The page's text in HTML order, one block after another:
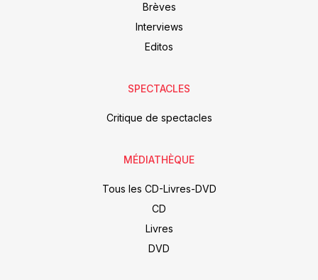
Brèves
Interviews
Editos
SPECTACLES
Critique de spectacles
MÉDIATHÈQUE
Tous les CD-Livres-DVD
CD
Livres
DVD